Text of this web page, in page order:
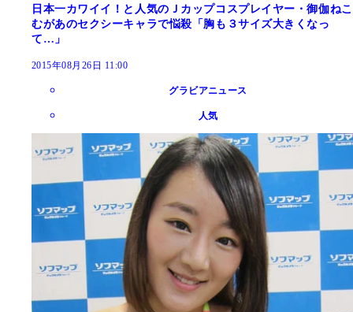
日本一カワイイ！と人気のＪカップコスプレイヤー・御伽ねこ
むがあのセクシーキャラで悩殺「胸も３サイズ大きくなっ
て…」
2015年08月26日 11:00
グラビアニュース
人気